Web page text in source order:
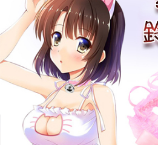
每筆NT$80，滿NT$600(含以上)免運費